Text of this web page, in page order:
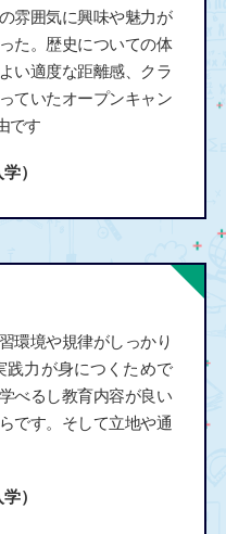
雰囲気に興味や魅力が
た。歴史についての体
い適度な距離感、クラ
ていたオープンキャン
です
）
環境や規律がしっかり
践力が身につくためで
べるし教育内容が良い
です。そして立地や通
）